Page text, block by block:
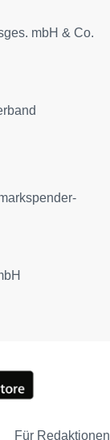
mbH & Co.
Für Redaktionen